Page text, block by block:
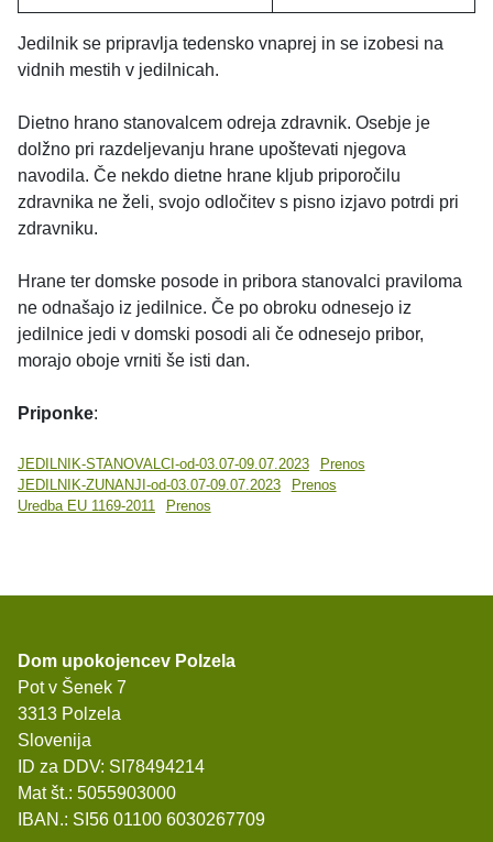
Jedilnik se pripravlja tedensko vnaprej in se izobesi na
vidnih mestih v jedilnicah.
Dietno hrano stanovalcem odreja zdravnik. Osebje je
dolžno pri razdeljevanju hrane upoštevati njegova
navodila. Če nekdo dietne hrane kljub priporočilu
zdravnika ne želi, svojo odločitev s pisno izjavo potrdi pri
zdravniku.
Hrane ter domske posode in pribora stanovalci praviloma
ne odnašajo iz jedilnice. Če po obroku odnesejo iz
jedilnice jedi v domski posodi ali če odnesejo pribor,
morajo oboje vrniti še isti dan.
Priponke:
JEDILNIK-STANOVALCI-od-03.07-09.07.2023
Prenos
JEDILNIK-ZUNANJI-od-03.07-09.07.2023
Prenos
Uredba EU 1169-2011
Prenos
Dom upokojencev Polzela
Pot v Šenek 7
3313 Polzela
Slovenija
ID za DDV: SI78494214
Mat št.: 5055903000
IBAN.: SI56 01100 6030267709